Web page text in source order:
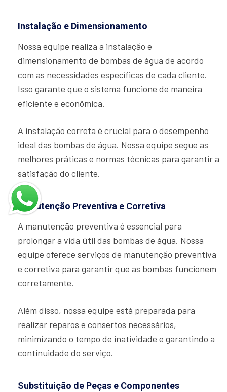
Instalação e Dimensionamento
Nossa equipe realiza a instalação e
dimensionamento de bombas de água de acordo
com as necessidades específicas de cada cliente.
Isso garante que o sistema funcione de maneira
eficiente e econômica.
A instalação correta é crucial para o desempenho
ideal das bombas de água. Nossa equipe segue as
melhores práticas e normas técnicas para garantir a
satisfação do cliente.
Manutenção Preventiva e Corretiva
A manutenção preventiva é essencial para
prolongar a vida útil das bombas de água. Nossa
equipe oferece serviços de manutenção preventiva
e corretiva para garantir que as bombas funcionem
corretamente.
Além disso, nossa equipe está preparada para
realizar reparos e consertos necessários,
minimizando o tempo de inatividade e garantindo a
continuidade do serviço.
Substituição de Peças e Componentes